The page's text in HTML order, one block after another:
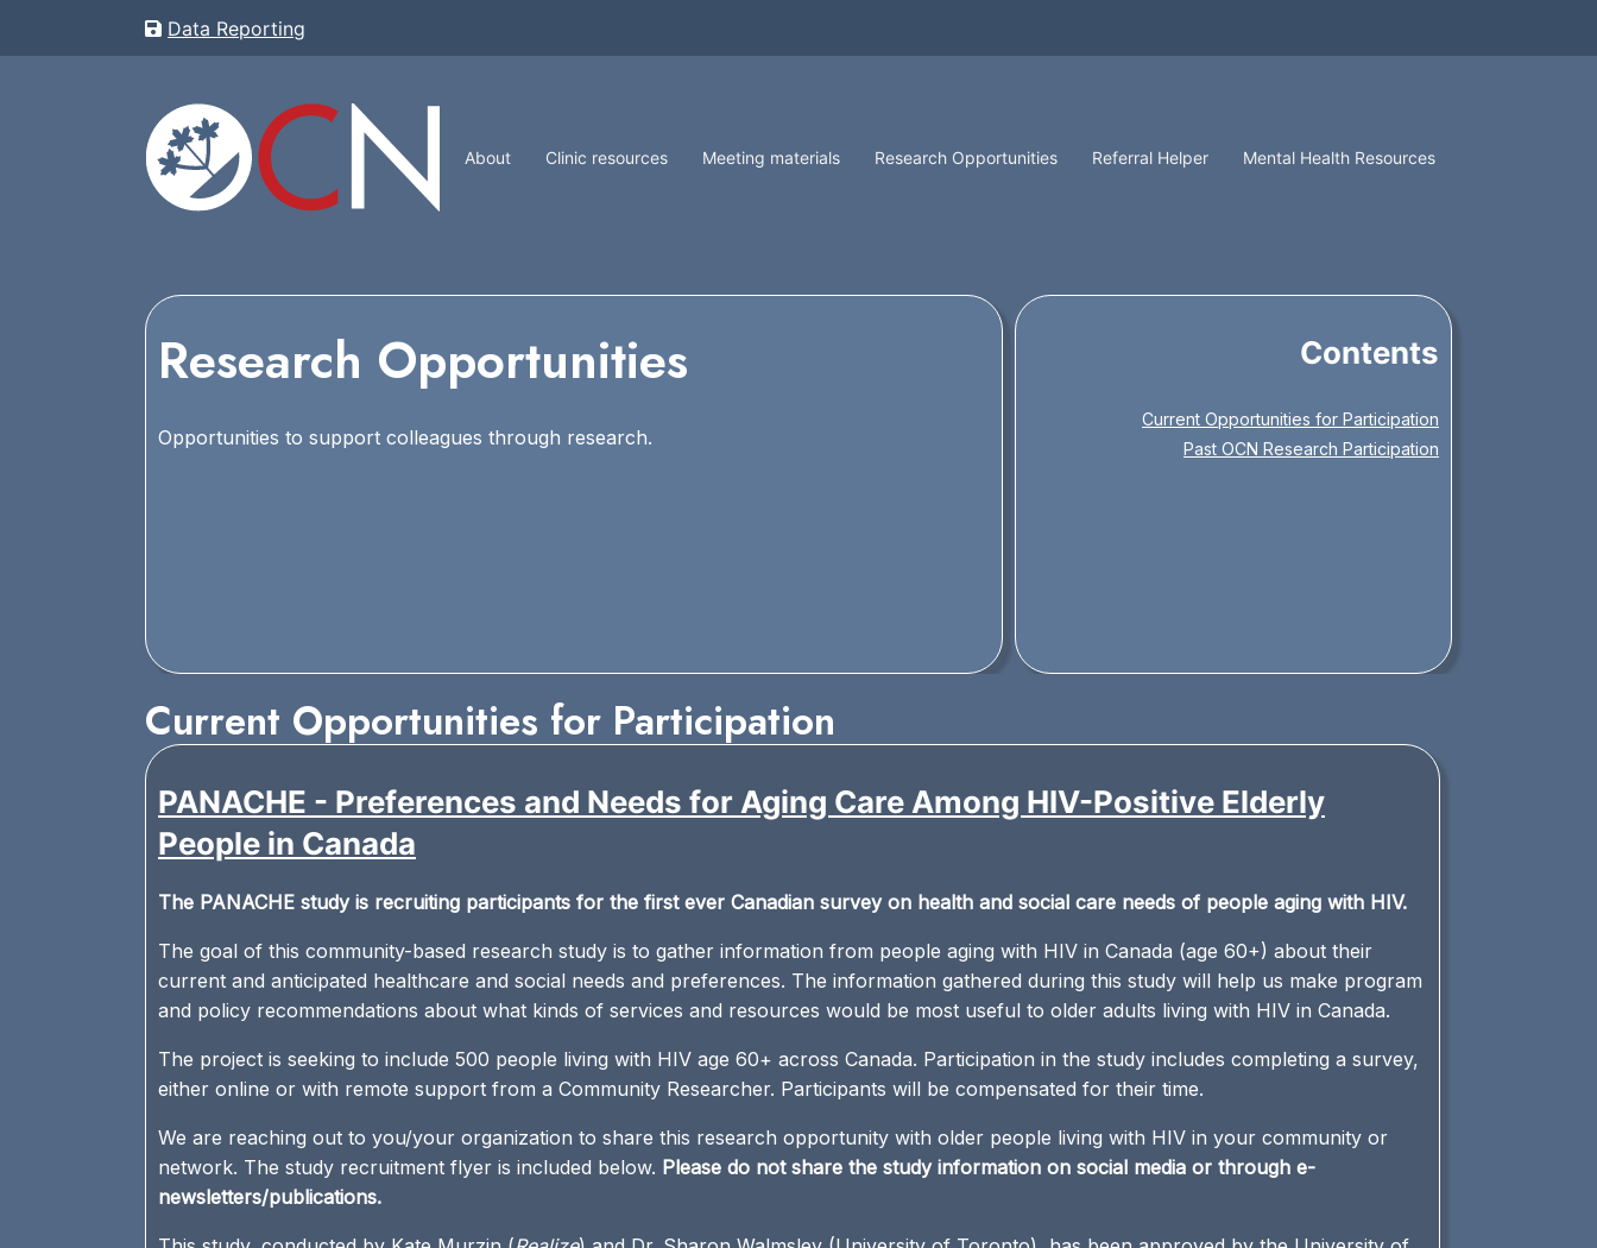
Data Reporting
About Clinic resources Meeting materials Research Opportunities Referral Helper Mental Health Resources
Research Opportunities
Opportunities to support colleagues through research.
Contents
Current Opportunities for Participation
Past OCN Research Participation
Current Opportunities for Participation
PANACHE - Preferences and Needs for Aging Care Among HIV-Positive Elderly
People in Canada
The PANACHE study is recruiting participants for the first ever Canadian survey on health and social care needs of people aging with HIV.
The goal of this community-based research study is to gather information from people aging with HIV in Canada (age 60+) about their
current and anticipated healthcare and social needs and preferences. The information gathered during this study will help us make program
and policy recommendations about what kinds of services and resources would be most useful to older adults living with HIV in Canada.
The project is seeking to include 500 people living with HIV age 60+ across Canada. Participation in the study includes completing a survey,
either online or with remote support from a Community Researcher. Participants will be compensated for their time.
We are reaching out to you/your organization to share this research opportunity with older people living with HIV in your community or
network. The study recruitment flyer is included below. Please do not share the study information on social media or through e-
newsletters/publications.